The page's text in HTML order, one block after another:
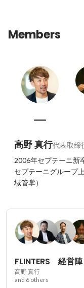
Members
高野 真行代表取締
2006年セプテーニ新
セプテーニグループ
域管掌）
FLINTERS 経営陣
高野 真行
and 6 others